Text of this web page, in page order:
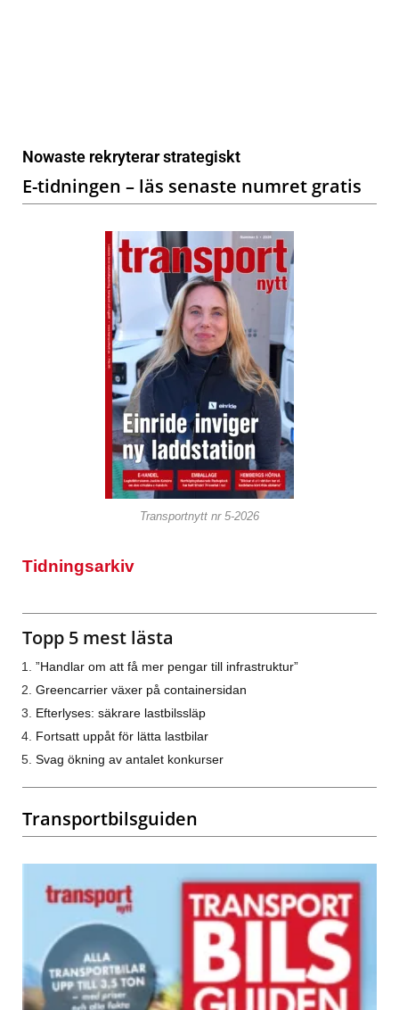
Nowaste rekryterar strategiskt
E-tidningen – läs senaste numret gratis
Transportnytt nr 5-2026
Tidningsarkiv
Topp 5 mest lästa
”Handlar om att få mer pengar till infrastruktur”
Greencarrier växer på containersidan
Efterlyses: säkrare lastbilssläp
Fortsatt uppåt för lätta lastbilar
Svag ökning av antalet konkurser
Transportbilsguiden